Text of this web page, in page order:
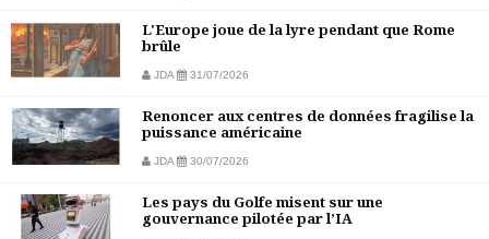
L'Europe joue de la lyre pendant que Rome
brûle
JDA 31/07/2026
Renoncer aux centres de données fragilise la
puissance américaine
JDA 30/07/2026
Les pays du Golfe misent sur une
gouvernance pilotée par l’IA